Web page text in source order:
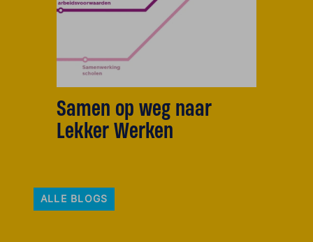
Samen op weg naar
Lekker Werken
ALLE BLOGS